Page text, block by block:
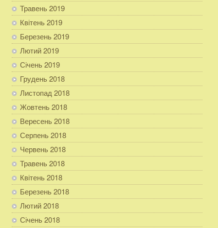
Травень 2019
Квітень 2019
Березень 2019
Лютий 2019
Січень 2019
Грудень 2018
Листопад 2018
Жовтень 2018
Вересень 2018
Серпень 2018
Червень 2018
Травень 2018
Квітень 2018
Березень 2018
Лютий 2018
Січень 2018